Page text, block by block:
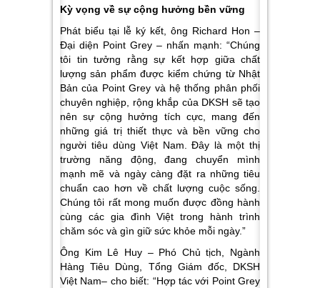
Kỳ vọng về sự cộng hưởng bền vững
Phát biểu tại lễ ký kết, ông Richard Hon –
Đại diện Point Grey – nhấn mạnh: “Chúng
tôi tin tưởng rằng sự kết hợp giữa chất
lượng sản phẩm được kiểm chứng từ Nhật
Bản của Point Grey và hệ thống phân phối
chuyên nghiệp, rộng khắp của DKSH sẽ tạo
nên sự cộng hưởng tích cực, mang đến
những giá trị thiết thực và bền vững cho
người tiêu dùng Việt Nam. Đây là một thị
trường năng động, đang chuyển mình
mạnh mẽ và ngày càng đặt ra những tiêu
chuẩn cao hơn về chất lượng cuộc sống.
Chúng tôi rất mong muốn được đồng hành
cùng các gia đình Việt trong hành trình
chăm sóc và gìn giữ sức khỏe mỗi ngày.”
Ông Kim Lê Huy – Phó Chủ tịch, Ngành
Hàng Tiêu Dùng, Tổng Giám đốc, DKSH
Việt Nam– cho biết: “Hợp tác với Point Grey